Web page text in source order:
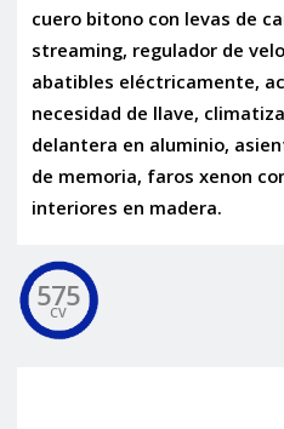
cuero bitono con levas de
streaming, regulador de
abatibles eléctricamente,
necesidad de llave,
delantera en aluminio,
de memoria, faros xenon
interiores en madera.
575
CV